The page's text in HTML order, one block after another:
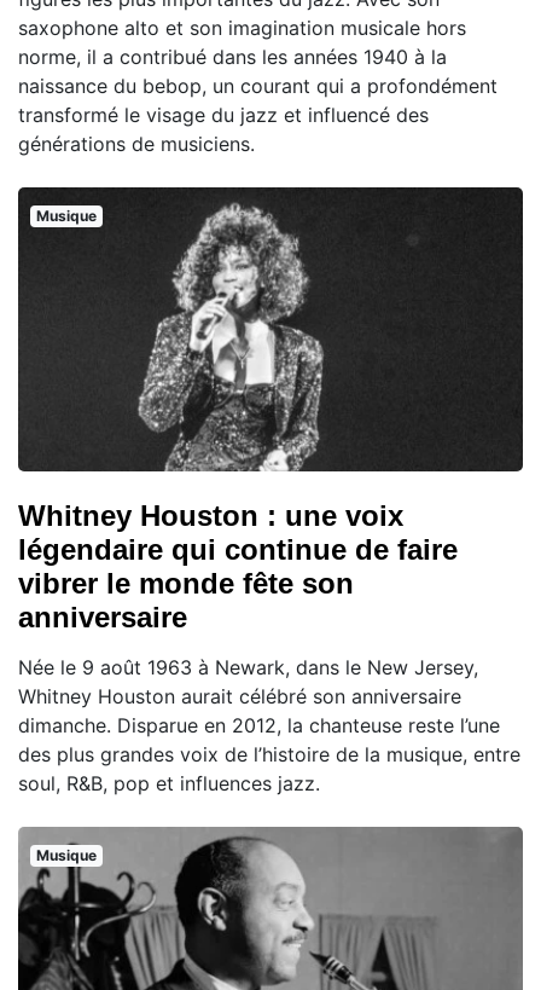
saxophone alto et son imagination musicale hors
norme, il a contribué dans les années 1940 à la
naissance du bebop, un courant qui a profondément
transformé le visage du jazz et influencé des
générations de musiciens.
Musique
Whitney Houston : une voix
légendaire qui continue de faire
vibrer le monde fête son
anniversaire
Née le 9 août 1963 à Newark, dans le New Jersey,
Whitney Houston aurait célébré son anniversaire
dimanche. Disparue en 2012, la chanteuse reste l’une
des plus grandes voix de l’histoire de la musique, entre
soul, R&B, pop et influences jazz.
Musique